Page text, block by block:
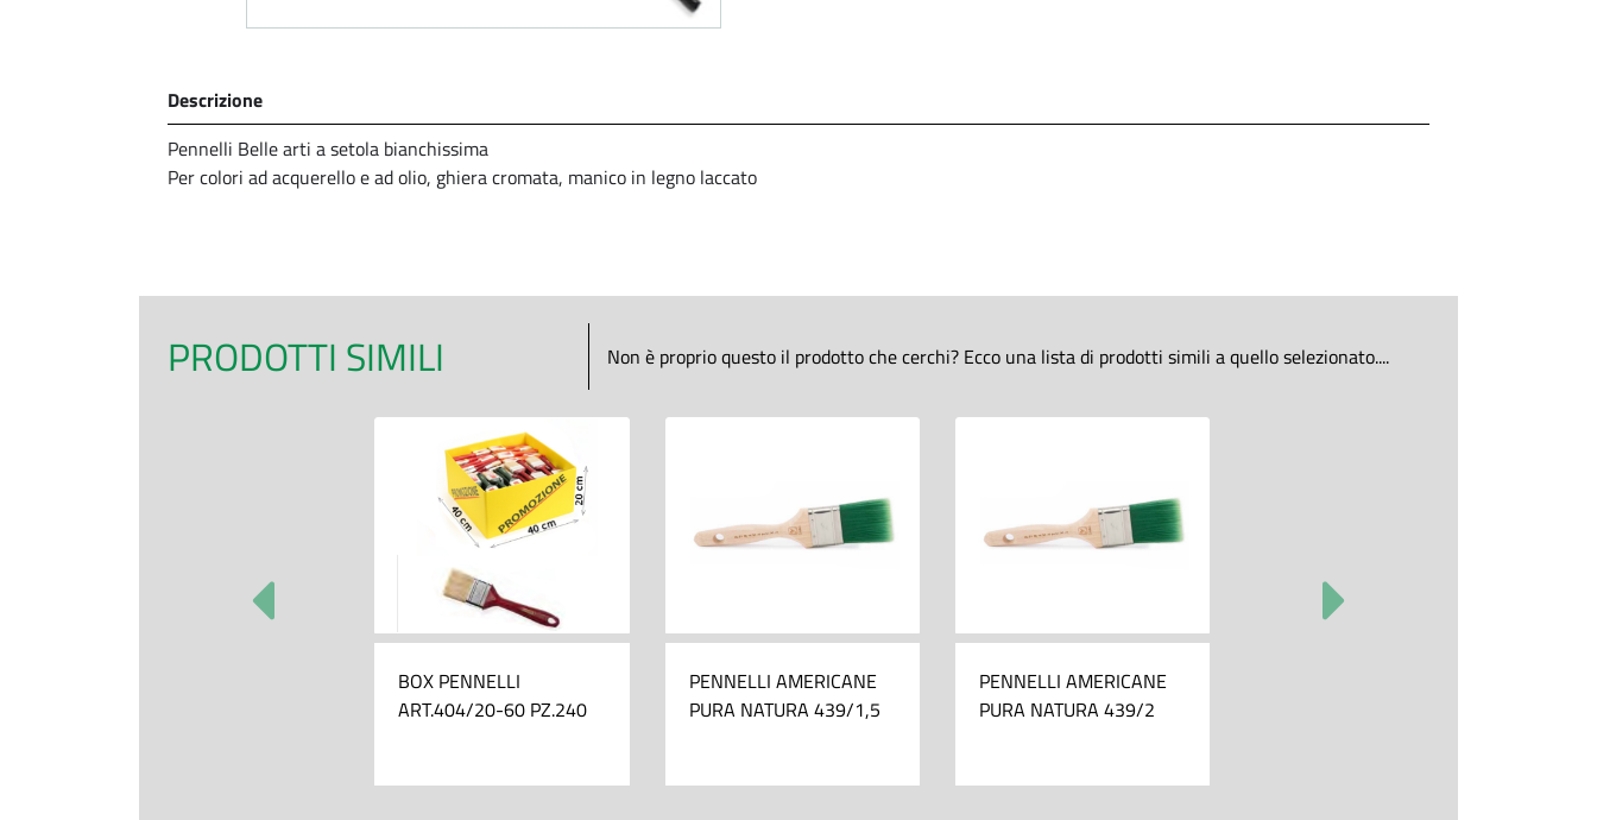
Descrizione
Pennelli Belle arti a setola bianchissima
Per colori ad acquerello e ad olio, ghiera cromata, manico in legno laccato
PRODOTTI SIMILI Non è proprio questo il prodotto che cerchi? Ecco una lista di prodotti simili a quello selezionato....
BOX PENNELLI
ART.404/20-60 PZ.240
PENNELLI AMERICANE
PURA NATURA 439/1,5
PENNELLI AMERICANE
PURA NATURA 439/2